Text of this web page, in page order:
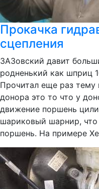
Прокачка
сцепления
ЗАЗовский давит
родненький как шприц
Прочитал еще раз
донора это то что у
движение поршень
шариковый шарнир, что
поршень. На примере